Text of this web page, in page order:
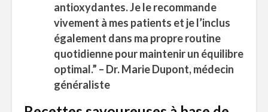
antioxydantes. Je le recommande
vivement à mes patients et je l’inclus
également dans ma propre routine
quotidienne pour maintenir un équilibre
optimal.” – Dr. Marie Dupont, médecin
généraliste